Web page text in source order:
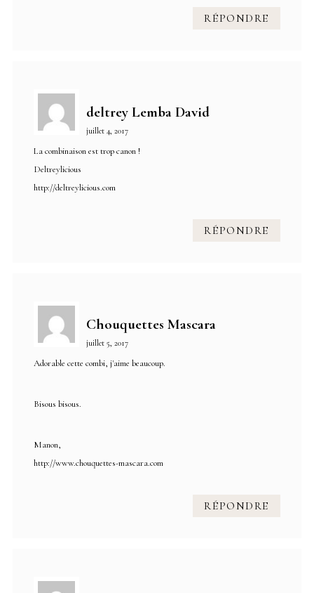
RÉPONDRE
deltrey Lemba David
juillet 4, 2017
La combinaison est trop canon !
Deltreylicious
http://deltreylicious.com
RÉPONDRE
Chouquettes Mascara
juillet 5, 2017
Adorable cette combi, j'aime beaucoup.
Bisous bisous.
Manon,
http://www.chouquettes-mascara.com
RÉPONDRE